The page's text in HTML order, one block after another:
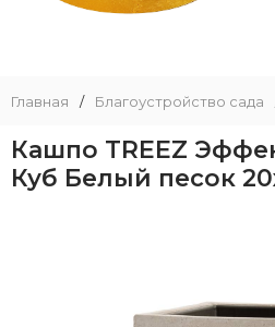
Главная / Благоустройство сада
Кашпо TREEZ
Куб Белый песок